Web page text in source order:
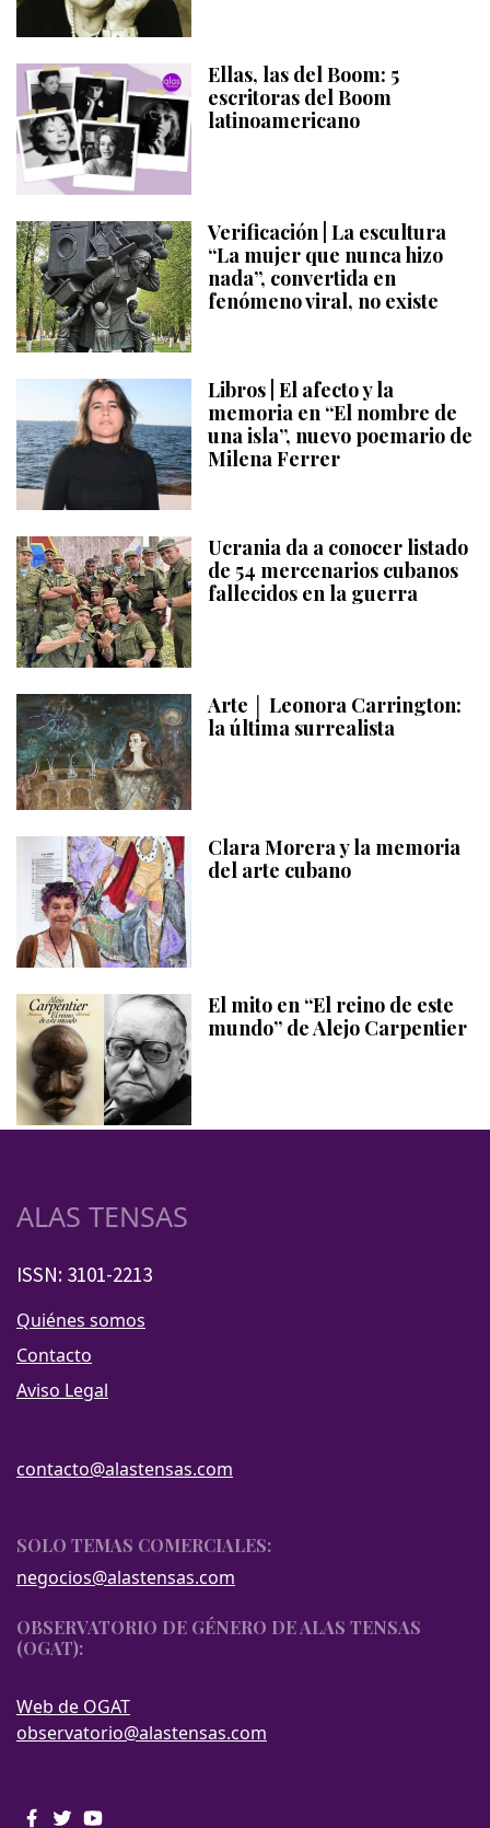
Ellas, las del Boom: 5
escritoras del Boom
latinoamericano
Verificación | La escultura
“La mujer que nunca hizo
nada”, convertida en
fenómeno viral, no existe
Libros | El afecto y la
memoria en “El nombre de
una isla”, nuevo poemario de
Milena Ferrer
Ucrania da a conocer listado
de 54 mercenarios cubanos
fallecidos en la guerra
Arte │ Leonora Carrington:
la última surrealista
Clara Morera y la memoria
del arte cubano
El mito en “El reino de este
mundo” de Alejo Carpentier
ALAS TENSAS
ISSN: 3101-2213
Quiénes somos
Contacto
Aviso Legal
contacto@alastensas.com
SOLO TEMAS COMERCIALES:
negocios@alastensas.com
OBSERVATORIO DE GÉNERO DE ALAS TENSAS
(OGAT):
Web de OGAT
observatorio@alastensas.com